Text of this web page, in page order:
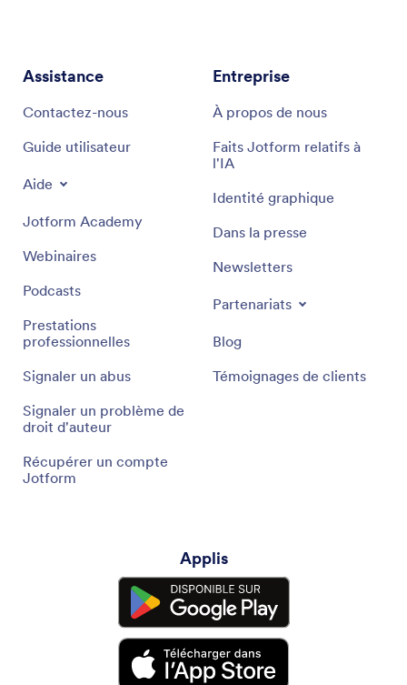
Assistance
Contactez-nous
Guide utilisateur
Aide
Jotform Academy
Webinaires
Podcasts
Prestations
professionnelles
Signaler un abus
Signaler un problème de
droit d'auteur
Récupérer un compte
Jotform
Entreprise
À propos de nous
Faits Jotform relatifs à
l'IA
Identité graphique
Dans la presse
Newsletters
Partenariats
Blog
Témoignages de clients
Applis